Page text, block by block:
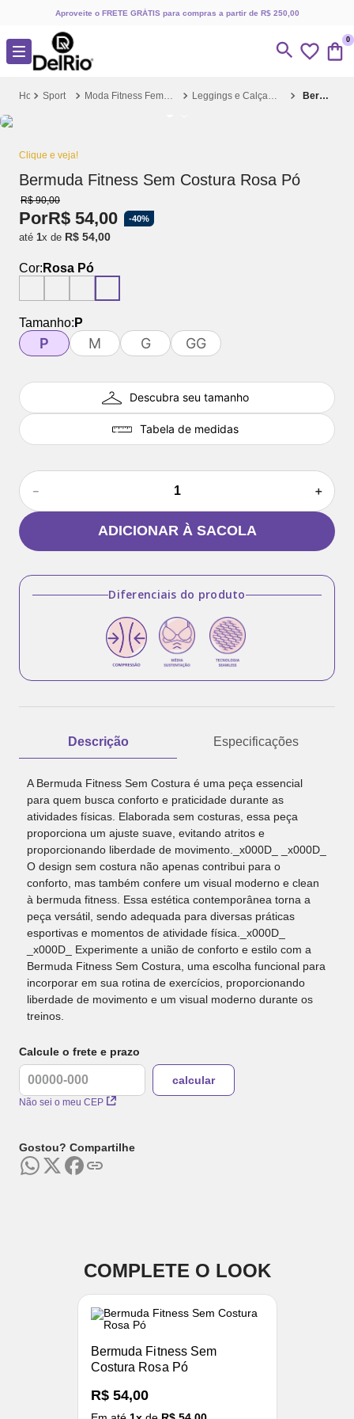
Aproveite o FRETE GRÁTIS para compras a partir de R$ 250,00
0
Sport Moda Fitness Feminina Leggings e Calças Fitness Bermuda Fitness Sem Costura Rosa Pó
Clique e veja!
Bermuda Fitness Sem Costura Rosa Pó
R$ 90,00
PorR$ 54,00 -40%
até 1x de R$ 54,00
Cor: Rosa Pó
Tamanho: P
P M G GG
Descubra seu tamanho
Tabela de medidas
＋
－
ADICIONAR À SACOLA
Diferenciais do produto
Descrição Especificações
A Bermuda Fitness Sem Costura é uma peça essencial
para quem busca conforto e praticidade durante as
atividades físicas. Elaborada sem costuras, essa peça
proporciona um ajuste suave, evitando atritos e
proporcionando liberdade de movimento._x000D_ _x000D_
O design sem costura não apenas contribui para o
conforto, mas também confere um visual moderno e clean
à bermuda fitness. Essa estética contemporânea torna a
peça versátil, sendo adequada para diversas práticas
esportivas e momentos de atividade física._x000D_
_x000D_ Experimente a união de conforto e estilo com a
Bermuda Fitness Sem Costura, uma escolha funcional para
incorporar em sua rotina de exercícios, proporcionando
liberdade de movimento e um visual moderno durante os
treinos.
Calcule o frete e prazo
Não sei o meu CEP
Gostou? Compartilhe
COMPLETE O LOOK
Bermuda Fitness Sem
Costura Rosa Pó
R$ 54,00